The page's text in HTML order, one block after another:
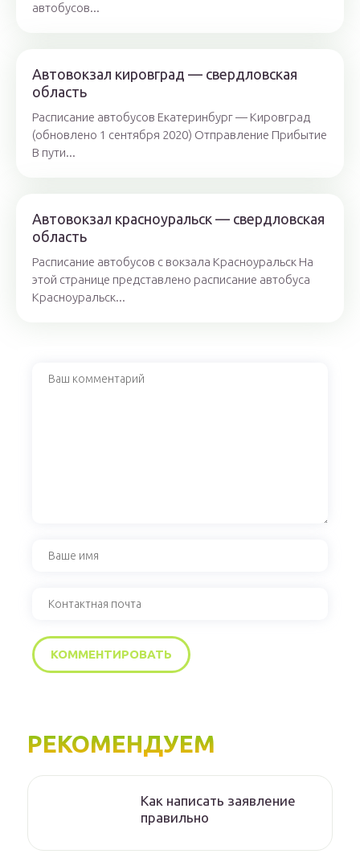
автобусов...
Автовокзал кировград — свердловская
область
Расписание автобусов Екатеринбург — Кировград
(обновлено 1 сентября 2020) Отправление Прибытие
В пути...
Автовокзал красноуральск — свердловская
область
Расписание автобусов с вокзала Красноуральск На
этой странице представлено расписание автобуса
Красноуральск...
РЕКОМЕНДУЕМ
Как написать заявление
правильно